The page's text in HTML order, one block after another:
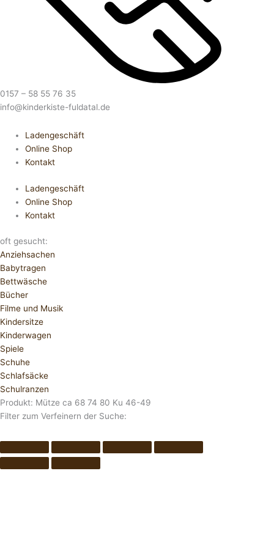
0157 – 58 55 76 35
info@kinderkiste-fuldatal.de
Ladengeschäft
Online Shop
Kontakt
Ladengeschäft
Online Shop
Kontakt
oft gesucht:
Anziehsachen
Babytragen
Bettwäsche
Bücher
Filme und Musik
Kindersitze
Kinderwagen
Spiele
Schuhe
Schlafsäcke
Schulranzen
Produkt: Mütze ca 68 74 80 Ku 46-49
Filter zum Verfeinern der Suche: